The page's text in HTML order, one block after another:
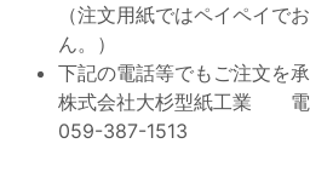
（注文用紙ではペイペイで
ん。）
下記の電話等でもご注文を承
株式会社大杉型紙工業
059-387-1513